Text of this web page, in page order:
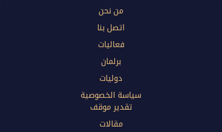
من نحن
اتصل بنا
فعاليات
برلمان
دوليات
سياسة الخصوصية
تقدير موقف
مقالات